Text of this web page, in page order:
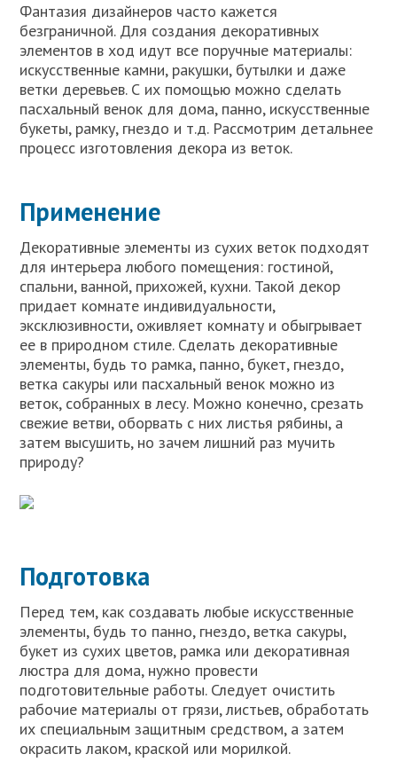
Фантазия дизайнеров часто кажется
безграничной. Для создания декоративных
элементов в ход идут все поручные материалы:
искусственные камни, ракушки, бутылки и даже
ветки деревьев. С их помощью можно сделать
пасхальный венок для дома, панно, искусственные
букеты, рамку, гнездо и т.д. Рассмотрим детальнее
процесс изготовления декора из веток.
Применение
Декоративные элементы из сухих веток подходят
для интерьера любого помещения: гостиной,
спальни, ванной, прихожей, кухни. Такой декор
придает комнате индивидуальности,
эксклюзивности, оживляет комнату и обыгрывает
ее в природном стиле. Сделать декоративные
элементы, будь то рамка, панно, букет, гнездо,
ветка сакуры или пасхальный венок можно из
веток, собранных в лесу. Можно конечно, срезать
свежие ветви, оборвать с них листья рябины, а
затем высушить, но зачем лишний раз мучить
природу?
Подготовка
Перед тем, как создавать любые искусственные
элементы, будь то панно, гнездо, ветка сакуры,
букет из сухих цветов, рамка или декоративная
люстра для дома, нужно провести
подготовительные работы. Следует очистить
рабочие материалы от грязи, листьев, обработать
их специальным защитным средством, а затем
окрасить лаком, краской или морилкой.